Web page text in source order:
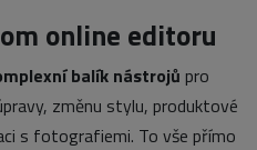
online editoru
balík nástrojů pro
změnu stylu, produktové
s fotografiemi. To vše přímo